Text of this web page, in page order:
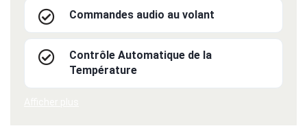
Commandes audio au volant
Contrôle Automatique de la
Température